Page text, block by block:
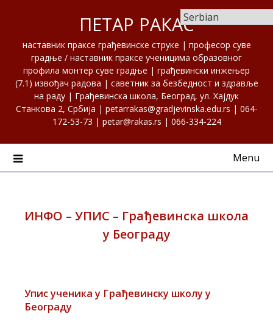
ПЕТАР РАКАС
наставник праксе грађевинске струке | професор суве
градње / наставник праксе ученицима образовног
профила монтер суве градње | грађевински инжењер
(7.1) извођач радова | саветник за безбедност и здравље
на раду | Грађевинска школа, Београд, ул. Хајдук
Станкова 2, Србија | petarrakas@gradjevinska.edu.rs | 064-
172-53-73 | petar@rakas.rs | 066-334-224
Menu
ИНФО – УПИС – Грађевинска школа
у Београду
Упис ученика у Грађевинску школу у
Београду